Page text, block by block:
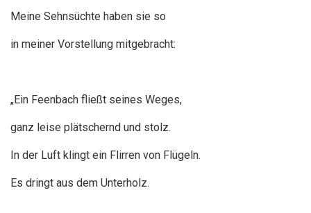
Meine Sehnsüchte haben sie so
in meiner Vorstellung mitgebracht:
„Ein Feenbach fließt seines Weges,
ganz leise plätschernd und stolz.
In der Luft klingt ein Flirren von Flügeln.
Es dringt aus dem Unterholz.